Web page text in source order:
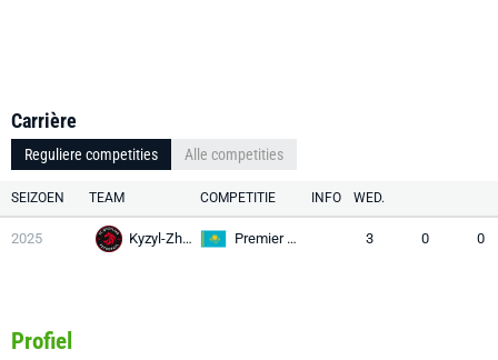
Carrière
Reguliere competities Alle competities
SEIZOEN TEAM COMPETITIE INFO WED.
2025 Kyzyl-Zhar Premier League 3 0 0
Profiel